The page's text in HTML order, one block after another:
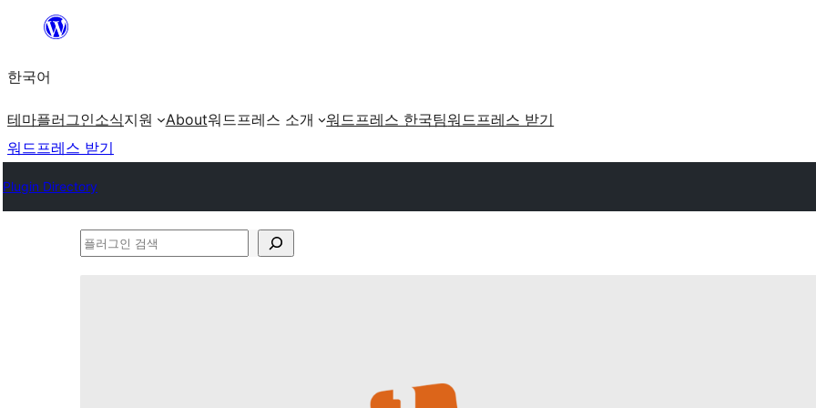
츠
로
로
가
한국어
테마플러그인소식지원 About워드프레스 소개 워드프레스 한국팀워드프레스 받기
워드프레스 받기
Plugin Directory
플